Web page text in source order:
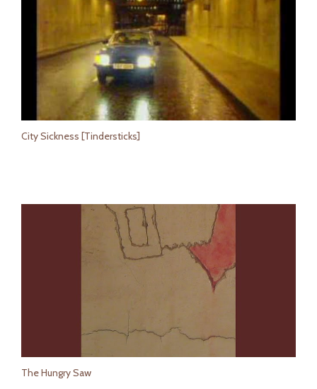
City Sickness [Tindersticks]
The Hungry Saw